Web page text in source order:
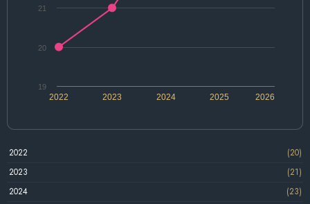
2022 2024 2026
2023 2025
19
20
21
2022
(20)
2023
(21)
2024
(23)